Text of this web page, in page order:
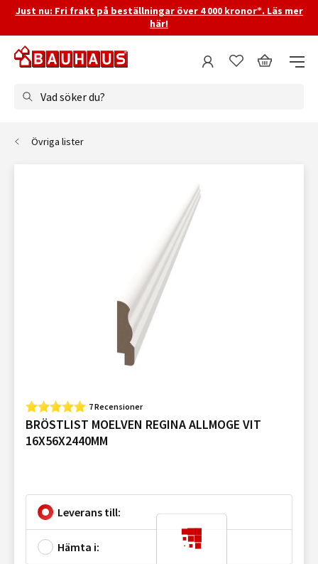
Just nu: Fri frakt på beställningar över 4 000 kronor*. Läs mer
här!
Vad söker du?
Övriga lister
7 Recensioner
BRÖSTLIST MOELVEN REGINA ALLMOGE VIT
16X56X2440MM
Leverans till:
Hämta i: